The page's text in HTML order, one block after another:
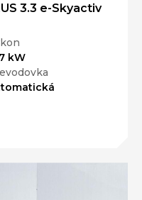
3.3 e-Skyactiv
kW